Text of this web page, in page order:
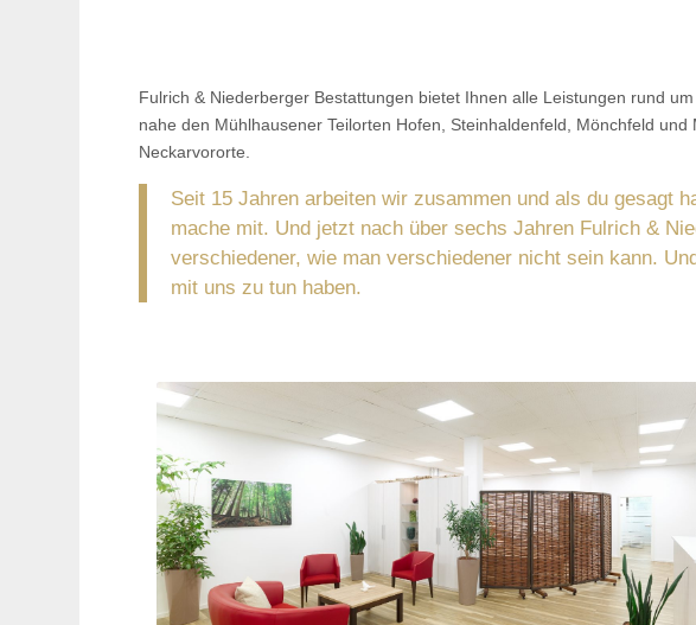
Fulrich & Niederberger Bestattungen bietet Ihnen alle Leistungen rund
nahe den Mühlhausener Teilorten Hofen, Steinhaldenfeld, Mönchfeld
Neckarvororte.
Seit 15 Jahren arbeiten wir zusammen und als du gesagt
mache mit. Und jetzt nach über sechs Jahren Fulrich &
verschiedener, wie man verschiedener nicht sein kann.
mit uns zu tun haben.